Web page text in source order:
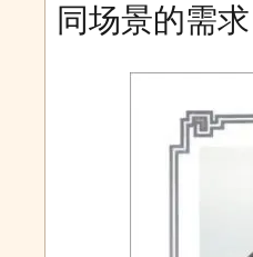
同场景的需求